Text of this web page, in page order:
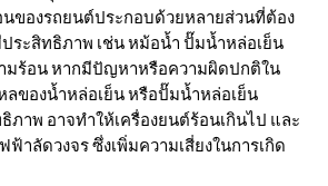
ของรถยนต์ประกอบด้วยหลายส่วนที่ต้อง
ระสิทธิภาพ เช่น หม้อน้ำ ปั๊มน้ำหล่อเย็น
มร้อน หากมีปัญหาหรือความผิดปกติใน
ลของน้ำหล่อเย็น หรือปั๊มน้ำหล่อเย็น
ภาพ อาจทำให้เครื่องยนต์ร้อนเกินไป และ
าลัดวงจร ซึ่งเพิ่มความเสี่ยงในการเกิด